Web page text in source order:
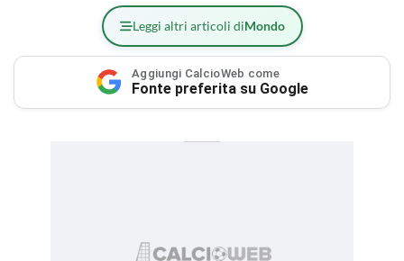
Leggi altri articoli diMondo
Aggiungi CalcioWeb come
Fonte preferita su Google